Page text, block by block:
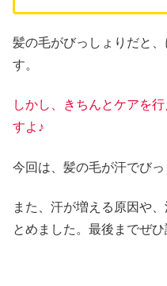
髪の毛がびっしょりだと
す。
しかし、きちんとケアを
すよ♪
今回は、髪の毛が汗でび
また、汗が増える原因や
とめました。最後までぜ